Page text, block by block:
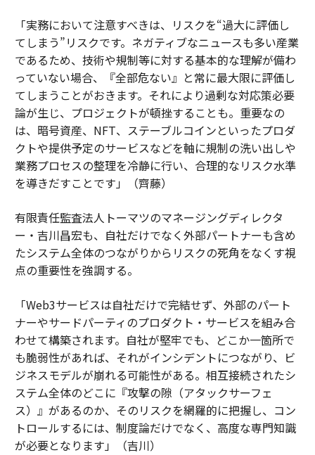
「実務において注意すべきは、リスクを“過大に評価し
てしまう”リスクです。ネガティブなニュースも多い産業
であるため、技術や規制等に対する基本的な理解が備わ
っていない場合、『全部危ない』と常に最大限に評価し
てしまうことがおきます。それにより過剰な対応策必要
論が生じ、プロジェクトが頓挫することも。重要なの
は、暗号資産、NFT、ステーブルコインといったプロダ
クトや提供予定のサービスなどを軸に規制の洗い出しや
業務プロセスの整理を冷静に行い、合理的なリスク水準
を導きだすことです」（齊藤）
有限責任監査法人トーマツのマネージングディレクタ
ー・吉川昌宏も、自社だけでなく外部パートナーも含め
たシステム全体のつながりからリスクの死角をなくす視
点の重要性を強調する。
「Web3サービスは自社だけで完結せず、外部のパート
ナーやサードパーティのプロダクト・サービスを組み合
わせて構築されます。自社が堅牢でも、どこか一箇所で
も脆弱性があれば、それがインシデントにつながり、ビ
ジネスモデルが崩れる可能性がある。相互接続されたシ
ステム全体のどこに『攻撃の隙（アタックサーフェ
ス）』があるのか、そのリスクを網羅的に把握し、コン
トロールするには、制度論だけでなく、高度な専門知識
が必要となります」（吉川）